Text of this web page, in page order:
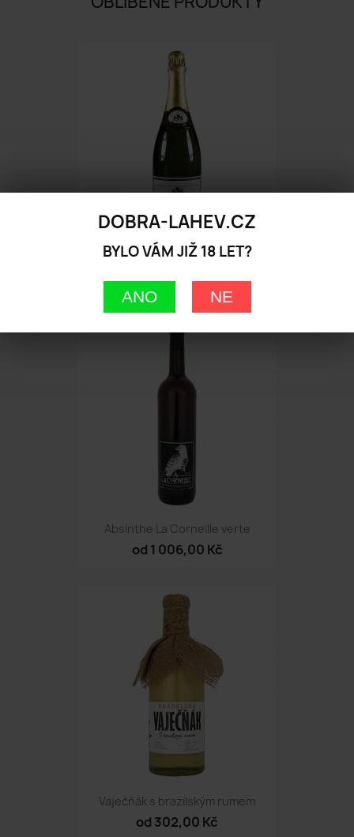
Champagne Jean Guérinot
od 712,00 Kč
Absinthe La Corneille verte
od 1 006,00 Kč
Vaječňák s brazilským rumem
od 302,00 Kč
DOBRA-LAHEV.CZ
BYLO VÁM JIŽ 18 LET?
ANO NE